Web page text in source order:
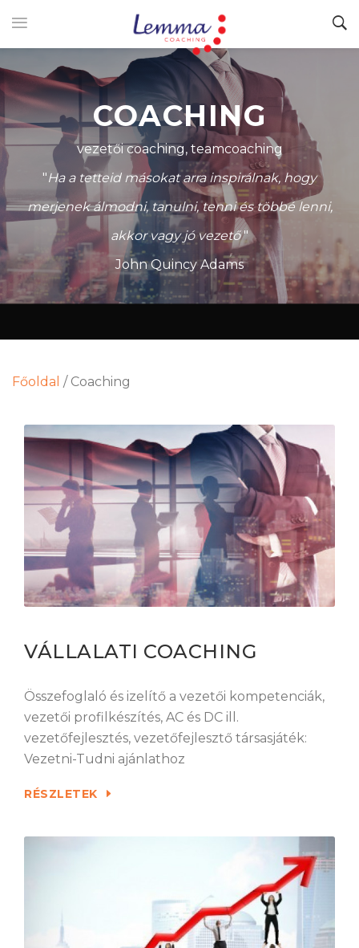
COACHING
vezetői coaching, teamcoaching
"Ha a tetteid másokat arra inspirálnak, hogy
merjenek álmodni, tanulni, tenni és többé lenni,
akkor vagy jó vezető"
John Quincy Adams
Főoldal / Coaching
VÁLLALATI COACHING
Összefoglaló és izelítő a vezetői kompetenciák,
vezetői profilkészítés, AC és DC ill.
vezetőfejlesztés, vezetőfejlesztő társasjáték:
Vezetni-Tudni ajánlathoz
RÉSZLETEK